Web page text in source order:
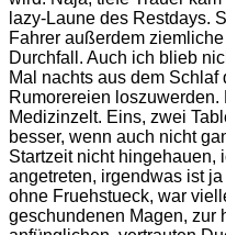
lazy-Laune des Restdays.
Fahrer außerdem
Durchfall. Auch ich blieb
Mal nachts aus dem
Rumorereien
Medizinzelt. Eins, zwei
besser, wenn auch nicht
Startzeit nicht hingehauen,
angetreten, irgendwas ist
ohne Fruehstueck, war
geschundenen Magen, zur